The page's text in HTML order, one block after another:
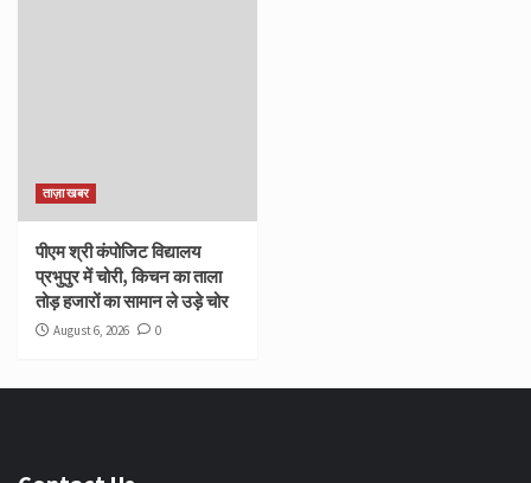
ताज़ा खबर
पीएम श्री कंपोजिट विद्यालय
प्रभुपुर में चोरी, किचन का ताला
तोड़ हजारों का सामान ले उड़े चोर
August 6, 2026 0